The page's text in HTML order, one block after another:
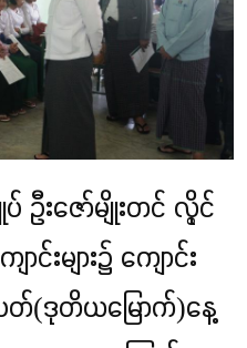
ဦးဇော်မျိုးတင် လွိုင်
င်းများ၌ ကျောင်း
(ဒုတိယမြောက်)နေ့